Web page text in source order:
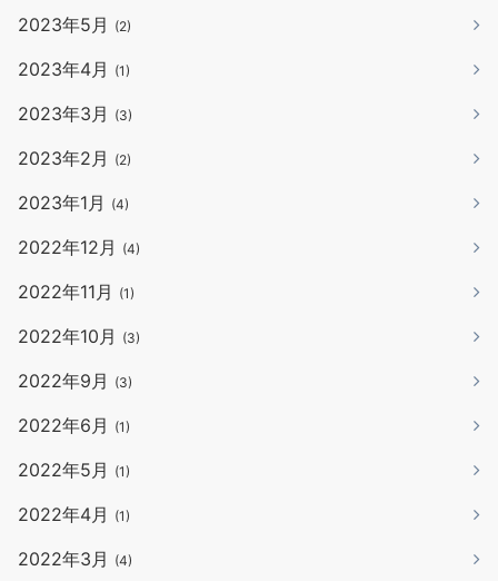
2023年5月 (2)
2023年4月 (1)
2023年3月 (3)
2023年2月 (2)
2023年1月 (4)
2022年12月 (4)
2022年11月 (1)
2022年10月 (3)
2022年9月 (3)
2022年6月 (1)
2022年5月 (1)
2022年4月 (1)
2022年3月 (4)